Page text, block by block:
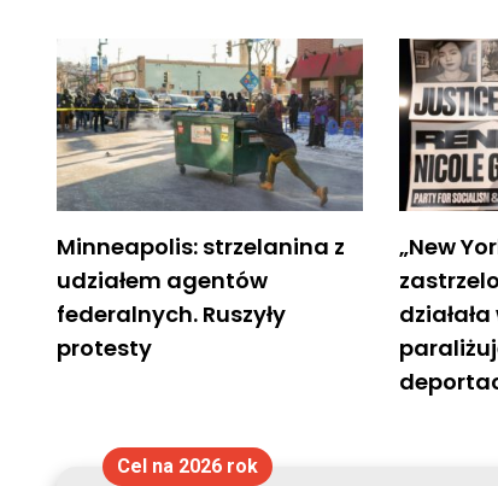
Minneapolis: strzelanina z
udziałem agentów
federalnych. Ruszyły
protesty
„New
Cel na 2026 rok